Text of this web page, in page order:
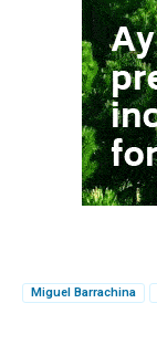
Miguel Barrachina